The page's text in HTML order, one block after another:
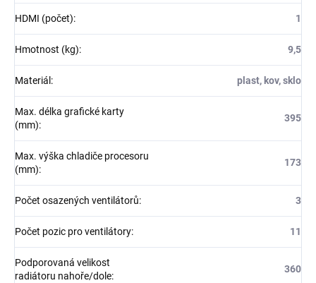
HDMI (počet): 1
Hmotnost (kg): 9,5
Materiál : plast, kov, sklo
Max. délka grafické karty
(mm):
395
Max. výška chladiče procesoru
(mm):
173
Počet osazených ventilátorů: 3
Počet pozic pro ventilátory: 11
Podporovaná velikost
radiátoru nahoře/dole:
360